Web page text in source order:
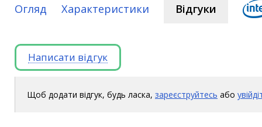
Комп'ютери
Персональні комп'ютери
Сервери
Комплектуючі
Огляд Характеристики Відгуки
Написати відгук
Щоб додати відгук, будь ласка, зареєструйтесь або